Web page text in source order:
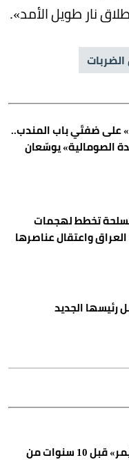
نار طويل الأمد».
الضربات
على ضفتَي باب المندب..
الصومالية» يوسّعان
تخطط لهجمات
واعتقال عناصرها
رئيسها الجديد
تحليل دم يكشف الـ«ألزهايمر» قبل 10 سنوات من